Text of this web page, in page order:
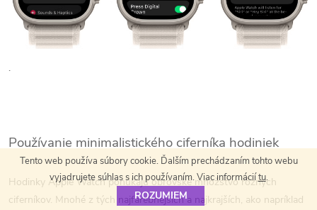
Tento web používa súbory cookie. Ďalším prechádzaním tohto webu
vyjadrujete súhlas s ich používaním. Viac informáciítu.
ROZUMIEM
.
Používanie minimalistického ciferníka hodiniek
Hodinky Apple Watch ponúkajú obrovské množstvo rôznych
ciferníkov. Mnohé z tých najfarebnejších a najkrajších, ako napríklad